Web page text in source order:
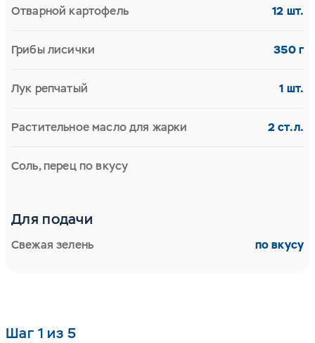
Шаг 1 из 5
Отварной картофель 12 шт.
Грибы лисички 350 г
Лук репчатый 1 шт.
Растительное масло для жарки 2 ст.л.
Соль, перец по вкусу
Для подачи
Свежая зелень по вкусу